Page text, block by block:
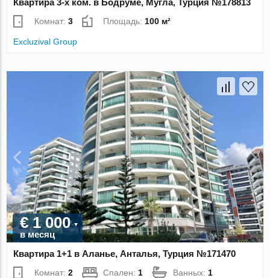
Квартира 3-х ком. в Бодруме, Мугла, Турция №178813
Комнат:3 Площадь: 100 м²
Excluzival Group
€ 1 000
в месяц
Квартира 1+1 в Аланье, Анталья, Турция №171470
Комнат:2 Спален: 1 Ванных: 1